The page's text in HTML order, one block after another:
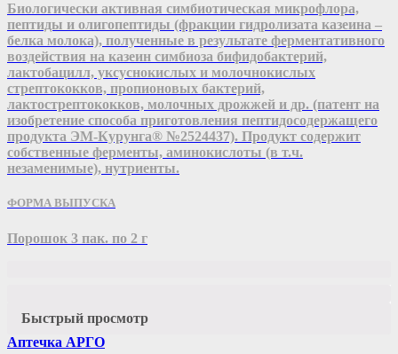
Биологически активная симбиотическая микрофлора,
пептиды и олигопептиды (фракции гидролизата казеина –
белка молока), полученные в результате ферментативного
воздействия на казеин симбиоза бифидобактерий,
лактобацилл, уксуснокислых и молочнокислых
стрептококков, пропионовых бактерий,
лактострептококков, молочных дрожжей и др. (патент на
изобретение способа приготовления пептидосодержащего
продукта ЭМ-Курунга® №2524437). Продукт содержит
собственные ферменты, аминокислоты (в т.ч.
незаменимые), нутриенты.
ФОРМА ВЫПУСКА
Порошок 3 пак. по 2 г
Быстрый просмотр
Аптечка АРГО